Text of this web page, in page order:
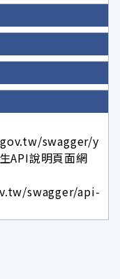
swagger/y
API說明頁面網
swagger/api-